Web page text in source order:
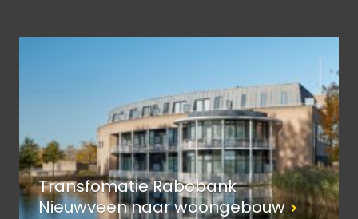
Transfomatie Rabobank
Nieuwveen naar woongebouw